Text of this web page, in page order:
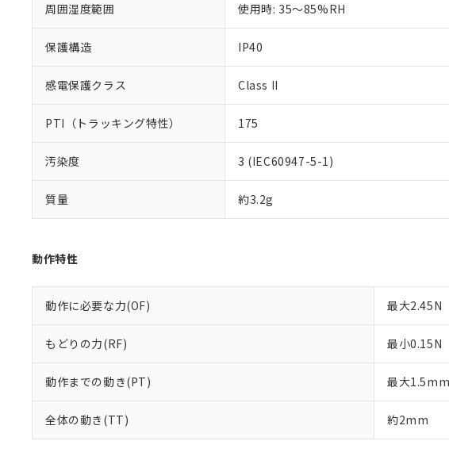
周囲湿度範囲 使用時: 35～85%RH
保護構造 IP40
感電保護クラス Class II
PTI（トラッキング特性） 175
汚染度 3 (IEC60947-5-1)
質量 約3.2g
動作特性
動作に必要な力(OF) 最大2.45N
もどりの力(RF) 最小0.15N
動作までの動き(PT) 最大1.5mm
全体の動き(TT) 約2mm
51物質の非含有証明書（当社基準）
※本証明書は発行日時点で非含有を
また、RoHS指令のフタル酸エステ
混在することから備考欄に対応日を
既に当社にて対応品への在庫切替